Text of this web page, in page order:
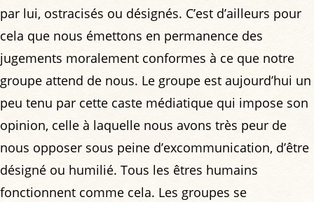
par lui, ostracisés ou désignés. C’est d’ailleurs pour
cela que nous émettons en permanence des
jugements moralement conformes à ce que notre
groupe attend de nous. Le groupe est aujourd’hui un
peu tenu par cette caste médiatique qui impose son
opinion, celle à laquelle nous avons très peur de
nous opposer sous peine d’excommunication, d’être
désigné ou humilié. Tous les êtres humains
fonctionnent comme cela. Les groupes se